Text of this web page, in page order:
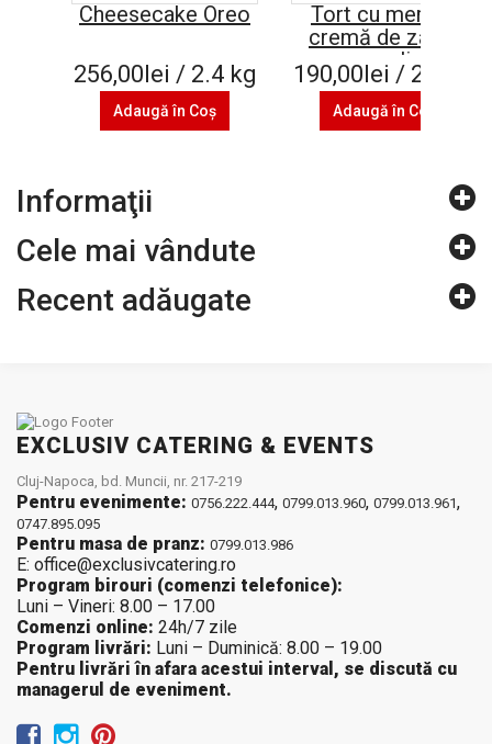
Cheesecake Oreo
256,00lei / 2.4 kg
Adaugă în Coş
Tort cu mere și
cremă de zahăr
caramelizat
190,00lei / 2.4 kg
Adaugă în Coş
Informaţii
Cele mai vândute
Recent adăugate
EXCLUSIV CATERING & EVENTS
Cluj-Napoca, bd. Muncii, nr. 217-219
Pentru evenimente: 0756.222.444, 0799.013.960, 0799.013.961,
0747.895.095
Pentru masa de pranz: 0799.013.986
E: office@exclusivcatering.ro
Program birouri (comenzi telefonice):
Luni – Vineri: 8.00 – 17.00
Comenzi online: 24h/7 zile
Program livrări: Luni – Duminică: 8.00 – 19.00
Pentru livrări în afara acestui interval, se discută cu
managerul de eveniment.